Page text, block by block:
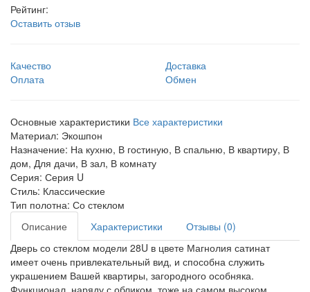
Рейтинг:
Оставить отзыв
Качество
Доставка
Оплата
Обмен
Основные характеристики Все характеристики
Материал: Экошпон
Назначение: На кухню, В гостиную, В спальню, В квартиру, В
дом, Для дачи, В зал, В комнату
Серия: Серия U
Стиль: Классические
Тип полотна: Со стеклом
Описание
Характеристики
Отзывы (0)
Дверь со стеклом модели 28U в цвете Магнолия сатинат
имеет очень привлекательный вид, и способна служить
украшением Вашей квартиры, загородного особняка.
Функционал, наряду с обликом, тоже на самом высоком